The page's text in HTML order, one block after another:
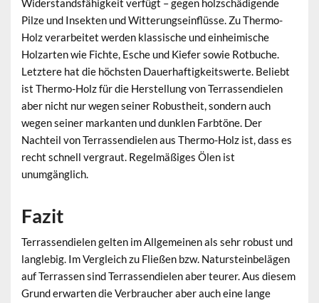
Widerstandsfähigkeit verfügt – gegen holzschädigende
Pilze und Insekten und Witterungseinflüsse. Zu Thermo-
Holz verarbeitet werden klassische und einheimische
Holzarten wie Fichte, Esche und Kiefer sowie Rotbuche.
Letztere hat die höchsten Dauerhaftigkeitswerte. Beliebt
ist Thermo-Holz für die Herstellung von Terrassendielen
aber nicht nur wegen seiner Robustheit, sondern auch
wegen seiner markanten und dunklen Farbtöne. Der
Nachteil von Terrassendielen aus Thermo-Holz ist, dass es
recht schnell vergraut. Regelmäßiges Ölen ist
unumgänglich.
Fazit
Terrassendielen gelten im Allgemeinen als sehr robust und
langlebig. Im Vergleich zu Fließen bzw. Natursteinbelägen
auf Terrassen sind Terrassendielen aber teurer. Aus diesem
Grund erwarten die Verbraucher aber auch eine lange